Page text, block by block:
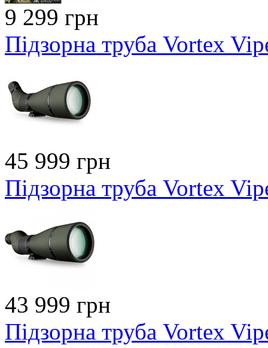
9 299 грн
Підзорна труба Vortex
45 999 грн
Підзорна труба Vortex
43 999 грн
Підзорна труба Vortex